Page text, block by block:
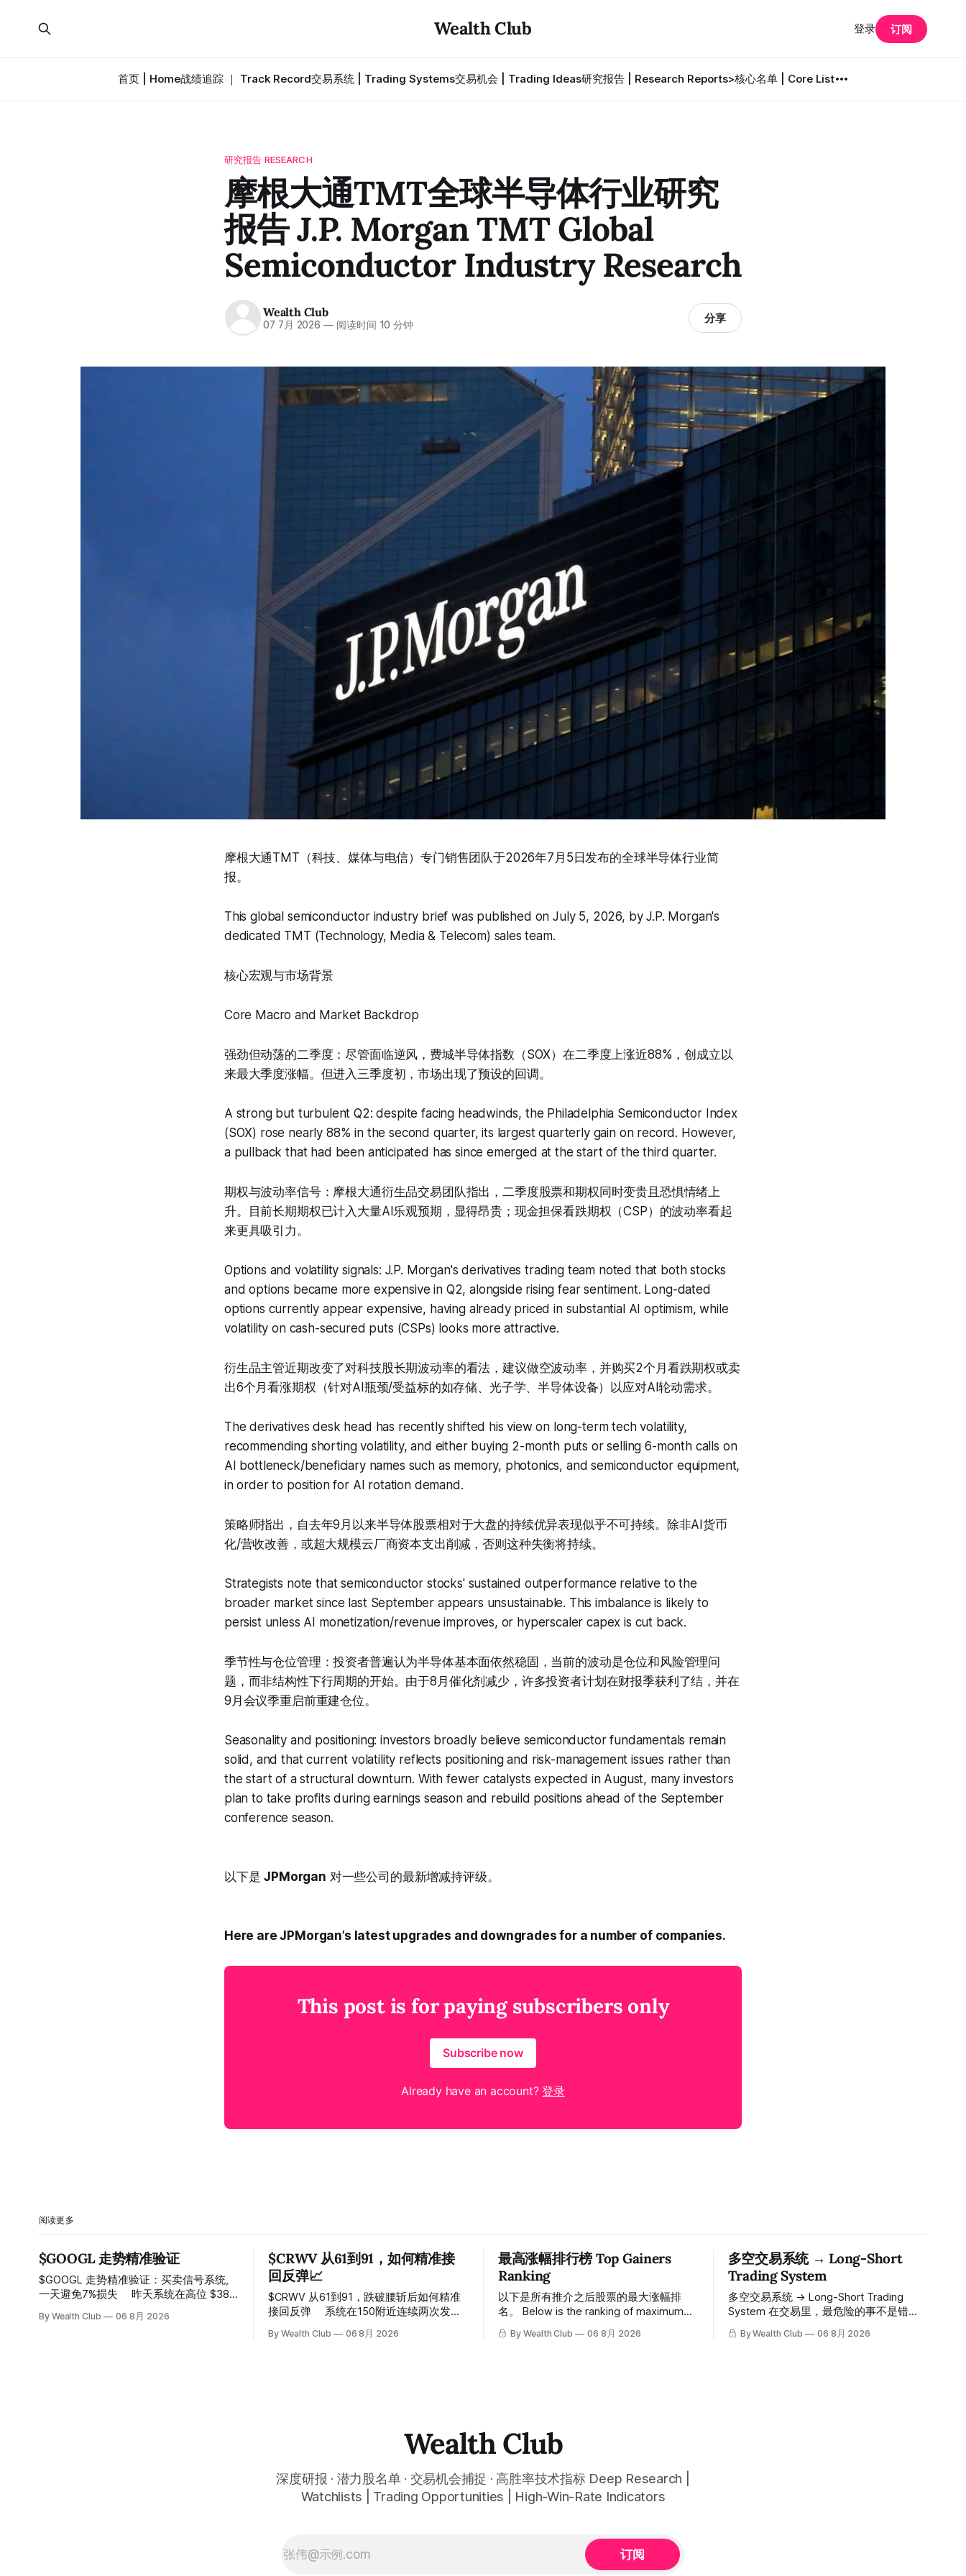
Wealth Club
首页 | Home战绩追踪 ｜ Track Record交易系统 | Trading Systems交易机会 | Trading Ideas研究报告 | Research Reports>核心名单 | Core List
登录 订阅
研究报告 RESEARCH
摩根大通TMT全球半导体行业研究
报告 J.P. Morgan TMT Global
Semiconductor Industry Research
Wealth Club
07 7月 2026 — 阅读时间 10 分钟 分享
摩根大通TMT（科技、媒体与电信）专门销售团队于2026年7月5日发布的全球半导体行业简
报。
This global semiconductor industry brief was published on July 5, 2026, by J.P. Morgan's
dedicated TMT (Technology, Media & Telecom) sales team.
核心宏观与市场背景
Core Macro and Market Backdrop
强劲但动荡的二季度：尽管面临逆风，费城半导体指数（SOX）在二季度上涨近88%，创成立以
来最大季度涨幅。但进入三季度初，市场出现了预设的回调。
A strong but turbulent Q2: despite facing headwinds, the Philadelphia Semiconductor Index
(SOX) rose nearly 88% in the second quarter, its largest quarterly gain on record. However,
a pullback that had been anticipated has since emerged at the start of the third quarter.
期权与波动率信号：摩根大通衍生品交易团队指出，二季度股票和期权同时变贵且恐惧情绪上
升。目前长期期权已计入大量AI乐观预期，显得昂贵；现金担保看跌期权（CSP）的波动率看起
来更具吸引力。
Options and volatility signals: J.P. Morgan's derivatives trading team noted that both stocks
and options became more expensive in Q2, alongside rising fear sentiment. Long-dated
options currently appear expensive, having already priced in substantial AI optimism, while
volatility on cash-secured puts (CSPs) looks more attractive.
衍生品主管近期改变了对科技股长期波动率的看法，建议做空波动率，并购买2个月看跌期权或卖
出6个月看涨期权（针对AI瓶颈/受益标的如存储、光子学、半导体设备）以应对AI轮动需求。
The derivatives desk head has recently shifted his view on long-term tech volatility,
recommending shorting volatility, and either buying 2-month puts or selling 6-month calls on
AI bottleneck/beneficiary names such as memory, photonics, and semiconductor equipment,
in order to position for AI rotation demand.
策略师指出，自去年9月以来半导体股票相对于大盘的持续优异表现似乎不可持续。除非AI货币
化/营收改善，或超大规模云厂商资本支出削减，否则这种失衡将持续。
Strategists note that semiconductor stocks' sustained outperformance relative to the
broader market since last September appears unsustainable. This imbalance is likely to
persist unless AI monetization/revenue improves, or hyperscaler capex is cut back.
季节性与仓位管理：投资者普遍认为半导体基本面依然稳固，当前的波动是仓位和风险管理问
题，而非结构性下行周期的开始。由于8月催化剂减少，许多投资者计划在财报季获利了结，并在
9月会议季重启前重建仓位。
Seasonality and positioning: investors broadly believe semiconductor fundamentals remain
solid, and that current volatility reflects positioning and risk-management issues rather than
the start of a structural downturn. With fewer catalysts expected in August, many investors
plan to take profits during earnings season and rebuild positions ahead of the September
conference season.
以下是JPMorgan 对一些公司的最新增减持评级。
Here are JPMorgan’s latest upgrades and downgrades for a number of companies.
This post is for paying subscribers only
Subscribe now
Already have an account?登录
阅读更多
$GOOGL 走势精准验证
$GOOGL 走势精准验证：买卖信号系统,
一天避免7%损失 ⠀ 昨天系统在高位 $384
探， 今天最低触及 $356 附近，跌幅超过
By Wealth Club 06 8月 2026
$CRWV 从61到91，如何精准接
回反弹📈
$CRWV 从61到91，跌破腰斩后如何精准
接回反弹 ⠀ 系统在150附近连续两次发出
100，最低探至61附近，跌幅超过55%。
在自己画线、盯盘、分析各种复杂数据
上，结果越分析越乱，反而错过了真正的
转折点。 ⠀ 而这套系统，已经帮你把大数
据全部跑过一遍，市场情绪、资金流向、
趋势反转位置，全部自动分析整合，直接
是这么简单的一件事。 ⠀ 想要使用同款买
By Wealth Club 06 8月 2026
最高涨幅排行榜 Top Gainers
Ranking
以下是所有推介之后股票的最大涨幅排
名。 Below is the ranking of maximum
gains across all recommendations since
inclusion. 统计区间为2025年11月1日至
price targets, and recommendation
dates were published simultaneously in
the corresponding "Trading Ideas"
By Wealth Club 06 8月 2026
多空交易系统 → Long-Short
Trading System
多空交易系统 → Long-Short Trading
System 在交易里，最危险的事不是错过
机会，而是在错误的信号上重仓进场。多
空交易系统真正高胜率的交易，把最高确
By Wealth Club 06 8月 2026
Wealth Club
深度研报 · 潜力股名单 · 交易机会捕捉 · 高胜率技术指标 Deep Research |
Watchlists | Trading Opportunities | High-Win-Rate Indicators
订阅